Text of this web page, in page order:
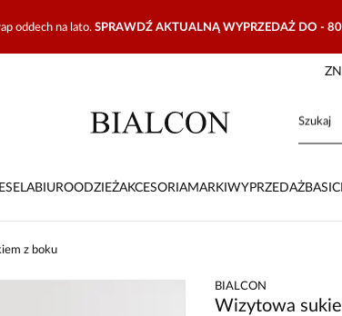
oddech na lato. SPRAWDŹ AKTUALNĄ WYPRZEDAŻ DO -
BIUROODZIEŻAKCESORIAMARKI WYPRZEDAŻBASIC
z boku
BIALCON
Wizytowa